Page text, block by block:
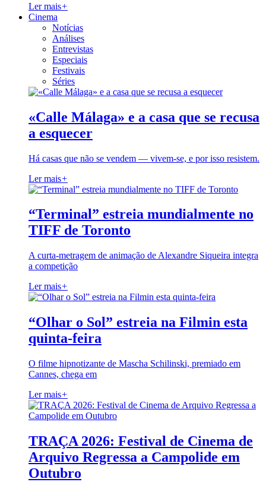
Ler mais+
Cinema
Notícias
Análises
Entrevistas
Especiais
Festivais
Séries
«Calle Málaga» e a casa que se recusa
a esquecer
Há casas que não se vendem — vivem-se, e por isso resistem.
Ler mais+
“Terminal” estreia mundialmente no
TIFF de Toronto
A curta-metragem de animação de Alexandre Siqueira integra
a competição
Ler mais+
“Olhar o Sol” estreia na Filmin esta
quinta-feira
O filme hipnotizante de Mascha Schilinski, premiado em
Cannes, chega em
Ler mais+
TRAÇA 2026: Festival de Cinema de
Arquivo Regressa a Campolide em
Outubro